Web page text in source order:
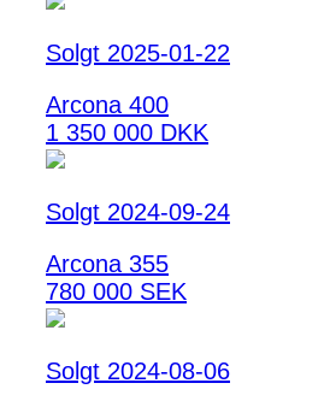
Solgt 2025-01-22
Arcona 400
1 350 000 DKK
Solgt 2024-09-24
Arcona 355
780 000 SEK
Solgt 2024-08-06